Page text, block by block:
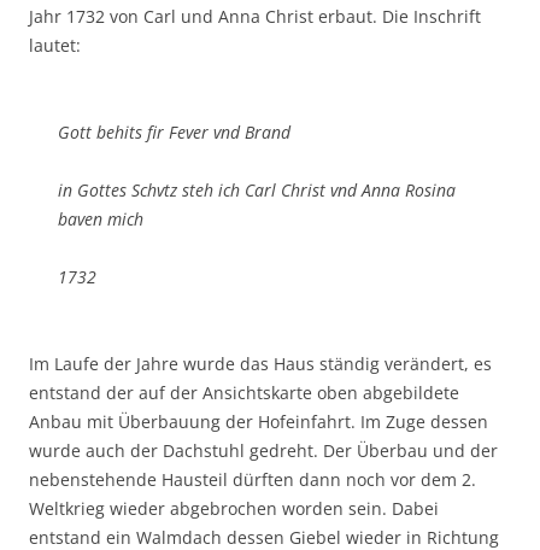
Jahr 1732 von Carl und Anna Christ erbaut. Die Inschrift
lautet:
Gott behits fir Fever vnd Brand
in Gottes Schvtz steh ich Carl Christ vnd Anna Rosina
baven mich
1732
Im Laufe der Jahre wurde das Haus ständig verändert, es
entstand der auf der Ansichtskarte oben abgebildete
Anbau mit Überbauung der Hofeinfahrt. Im Zuge dessen
wurde auch der Dachstuhl gedreht. Der Überbau und der
nebenstehende Hausteil dürften dann noch vor dem 2.
Weltkrieg wieder abgebrochen worden sein. Dabei
entstand ein Walmdach dessen Giebel wieder in Richtung